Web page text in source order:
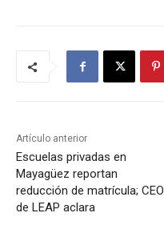
Artículo anterior
Escuelas privadas en
Mayagüez reportan
reducción de matrícula; CEO
de LEAP aclara